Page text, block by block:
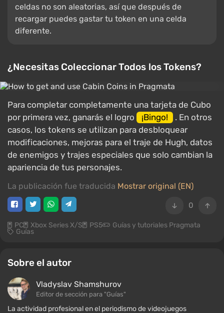
celdas no son aleatorias, así que después de
recargar puedes gastar tu token en una celda
diferente.
¿Necesitas Coleccionar Todos los Tokens?
Para completar completamente una tarjeta de Cubo
por primera vez, ganarás el logro
¡Bingo!
. En otros
casos, los tokens se utilizan para desbloquear
modificaciones, mejoras para el traje de Hugh, datos
de enemigos y trajes especiales que solo cambian la
apariencia de tus personajes.
La publicación fue traducida Mostrar original (EN)
0
PC Xbox Series X/S PS5 Guías y tutoriales Pragmata
Guías
Sobre el autor
Vladyslav Shamshurov
Editor de sección para "Guías"
La actividad profesional en el periodismo de videojuegos